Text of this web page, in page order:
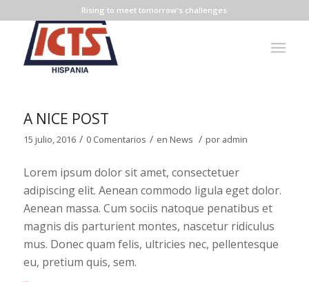
Rising to meet tomorrow's challenges
A NICE POST
15 julio, 2016 / 0 Comentarios / en News / por admin
Lorem ipsum dolor sit amet, consectetuer
adipiscing elit. Aenean commodo ligula eget dolor.
Aenean massa. Cum sociis natoque penatibus et
magnis dis parturient montes, nascetur ridiculus
mus. Donec quam felis, ultricies nec, pellentesque
eu, pretium quis, sem.